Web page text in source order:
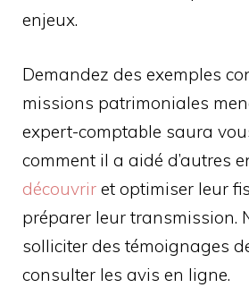
enjeux.
Demandez des exemples
missions patrimoniales
expert-comptable saura
comment il a aidé d’autres
découvrir et optimiser leur
préparer leur transmission.
solliciter des témoignages
consulter les avis en ligne.